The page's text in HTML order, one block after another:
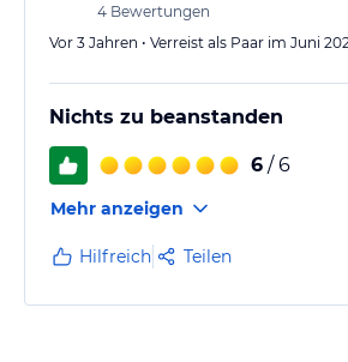
4 Bewertungen
Vor 3 Jahren • Verreist als Paar im Juni
Nichts zu beanstanden
6 / 6
Mehr anzeigen
Hilfreich Teilen